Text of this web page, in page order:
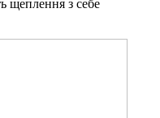
щеплення з себе